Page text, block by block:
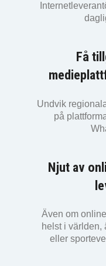
Få
Undvik
på
Njut av
Även om
helst i världen,
eller